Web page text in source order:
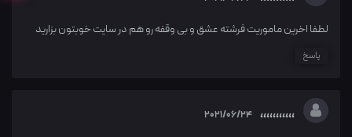
لطفا اخرین ماموریت فرشته عشق و بی وقفه رو هم در سایت خوبتون بزارید
پاسخ
،،،،،،،،،،، 2021/06/24